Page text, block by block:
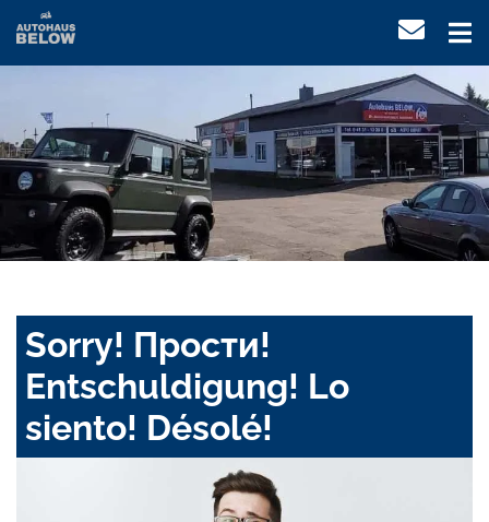
Sorry! Прости!
Entschuldigung! Lo
siento! Désolé!